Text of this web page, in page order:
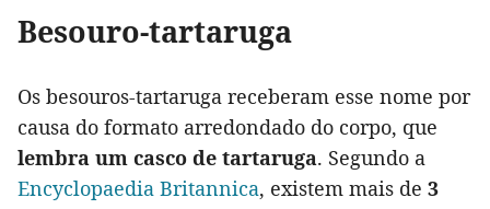
Besouro-tartaruga
Os besouros-tartaruga receberam esse nome por
causa do formato arredondado do corpo, que
lembra um casco de tartaruga. Segundo a
Encyclopaedia Britannica, existem mais de 3